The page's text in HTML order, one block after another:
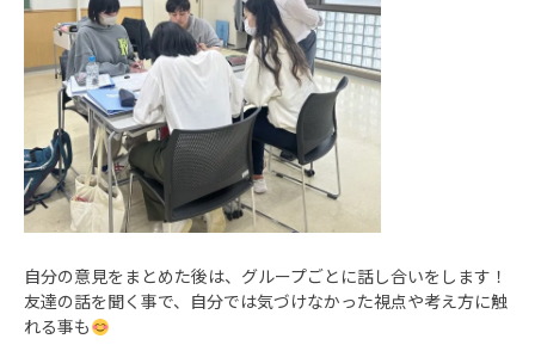
自分の意見をまとめた後は、グループごとに話し合いをします！
友達の話を聞く事で、自分では気づけなかった視点や考え方に触
れる事も